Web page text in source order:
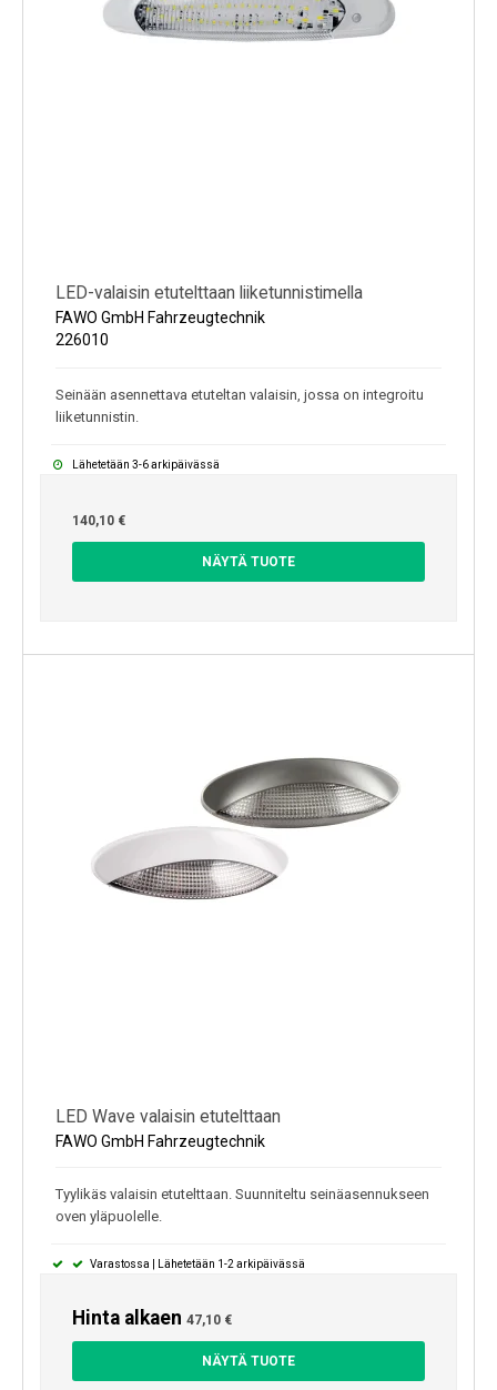
LED-valaisin etutelttaan liiketunnistimella
FAWO GmbH Fahrzeugtechnik
226010
Seinään asennettava etuteltan valaisin, jossa on integroitu
liiketunnistin.
Lähetetään 3-6 arkipäivässä
140,10 €
NÄYTÄ TUOTE
LED Wave valaisin etutelttaan
FAWO GmbH Fahrzeugtechnik
Tyylikäs valaisin etutelttaan. Suunniteltu seinäasennukseen
oven yläpuolelle.
Varastossa | Lähetetään 1-2 arkipäivässä
Hinta alkaen 47,10 €
NÄYTÄ TUOTE